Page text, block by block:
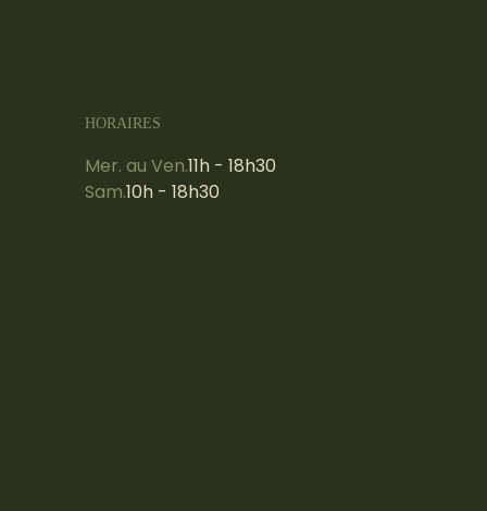
HORAIRES
Mer. au Ven.11h - 18h30
Sam.10h - 18h30